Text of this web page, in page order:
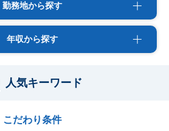
勤務地から探す
年収から探す
人気キーワード
こだわり条件